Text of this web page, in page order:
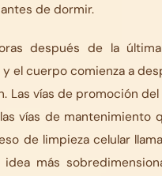
de dormir.
después de la
el cuerpo comienza a
Las vías de promoción
vías de mantenimiento
de limpieza celular
más